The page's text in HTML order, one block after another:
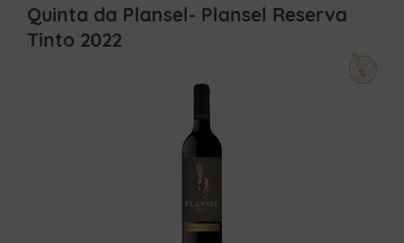
Quinta da Plansel- Plansel Reserva
Tinto 2022